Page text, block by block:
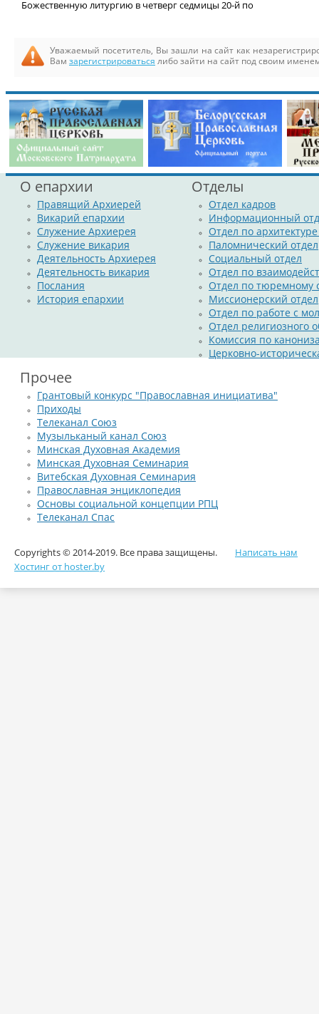
Божественную литургию в четверг седмицы 20-й по
Уважаемый посетитель, Вы зашли на сайт как
Вам зарегистрироваться либо зайти на сайт под своим
О епархии
Правящий Архиерей
Викарий епархии
Служение Архиерея
Служение викария
Деятельность Архиерея
Деятельность викария
Послания
История епархии
Отделы
Отдел кадров
Информационный
Отдел по
Паломнический отдел
Социальный отдел
Отдел по
Отдел по тюремному
Миссионерский отдел
Отдел по работе с
Отдел религиозного
Комиссия по
Церковно-
Прочее
Грантовый конкурс "Православная инициатива"
Приходы
Телеканал Союз
Музыльканый канал Союз
Минская Духовная Академия
Минская Духовная Семинария
Витебская Духовная Семинария
Православная энциклопедия
Основы социальной концепции РПЦ
Телеканал Спас
Copyrights © 2014-2019. Все права защищены.
Хостинг от hoster.by
Написать нам